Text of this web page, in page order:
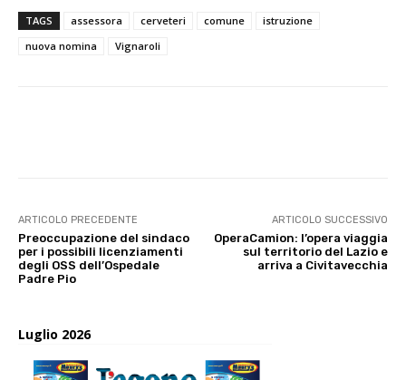
TAGS assessora cerveteri comune
istruzione
nuova nomina
Vignaroli
ARTICOLO PRECEDENTE
Preoccupazione del sindaco
per i possibili licenziamenti
degli OSS dell’Ospedale
Padre Pio
ARTICOLO SUCCESSIVO
OperaCamion: l’opera viaggia
sul territorio del Lazio e
arriva a Civitavecchia
Luglio 2026